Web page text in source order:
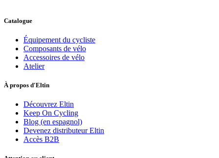
Catalogue
Équipement du cycliste
Composants de vélo
Accessoires de vélo
Atelier
À propos d'Eltin
Découvrez Eltin
Keep On Cycling
Blog (en espagnol)
Devenez distributeur Eltin
Accès B2B